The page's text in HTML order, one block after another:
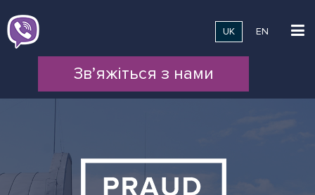
UK EN
Зв’яжіться з нами